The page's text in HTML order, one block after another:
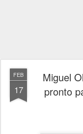
FEB
17
Miguel
pronto